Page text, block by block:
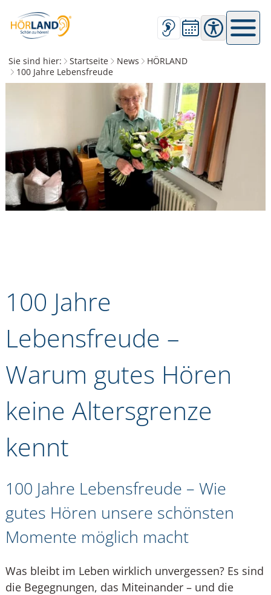
Sie sind hier: Startseite News
HÖRLAND
100 Jahre Lebensfreude
100 Jahre
Lebensfreude –
Warum gutes Hören
keine Altersgrenze
kennt
100 Jahre Lebensfreude – Wie
gutes Hören unsere schönsten
Momente möglich macht
Was bleibt im Leben wirklich unvergessen? Es sind
die Begegnungen, das Miteinander – und die